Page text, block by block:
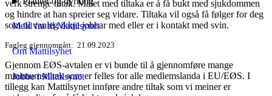
Meld fra til Mattilsynet
Om Mattilsynet
Jobbe i Mattilsynet
verk strenge tiltak. Målet med tiltaka er å få bukt med sjukdommen
og hindre at han spreier seg vidare. Tiltaka vil også få følger for deg
som til vanleg ikkje jobbar med eller er i kontakt med svin.
Fagleg gjennomgått 21.09.2023
Gjennom EØS-avtalen er vi bunde til å gjennomføre mange
minimumstiltak som er felles for alle medlemslanda i EU/EØS. I
tillegg kan Mattilsynet innføre andre tiltak som vi meiner er